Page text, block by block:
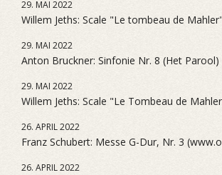
29. MAI 2022
Willem Jeths: Scale "Le tombeau de
29. MAI 2022
Anton Bruckner: Sinfonie Nr. 8 (Het Parool)
29. MAI 2022
Willem Jeths: Scale "Le Tombeau de
26. APRIL 2022
Franz Schubert: Messe G-Dur, Nr. 3
26. APRIL 2022